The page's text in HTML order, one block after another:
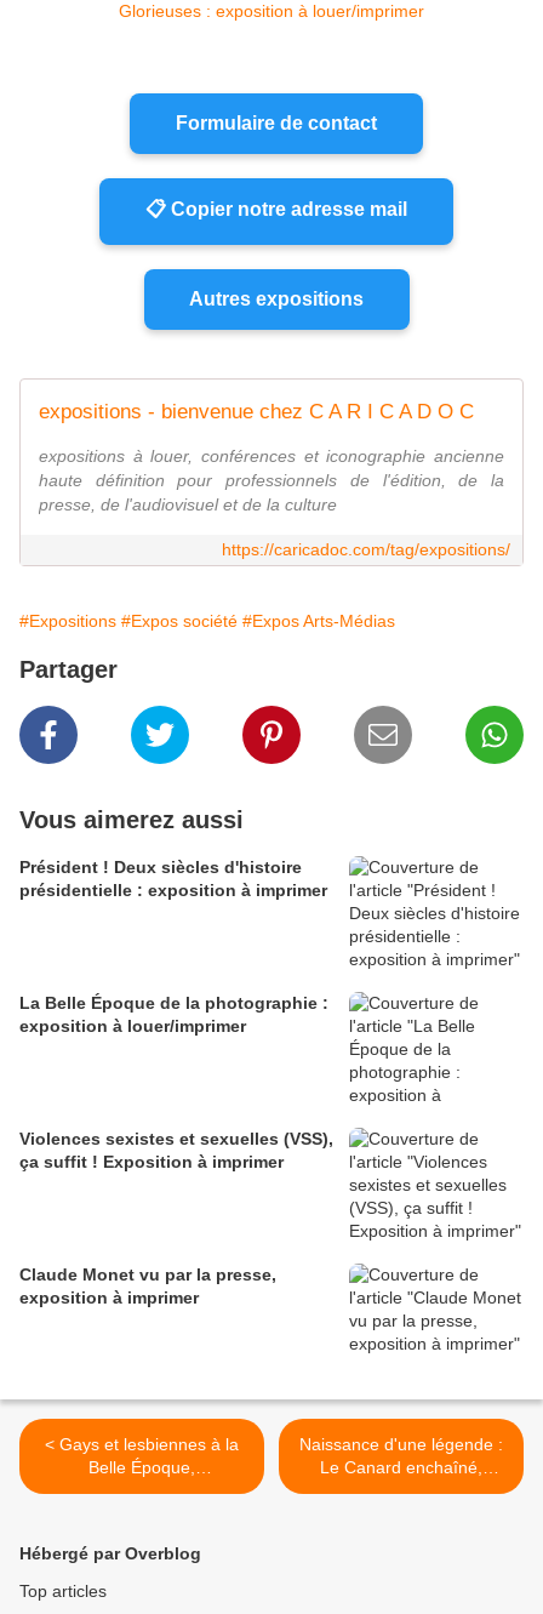
Formulaire de contact
📋 Copier notre adresse mail
Autres expositions
expositions - bienvenue chez C A R I C A D O C
expositions à louer, conférences et iconographie ancienne
haute définition pour professionnels de l'édition, de la
presse, de l'audiovisuel et de la culture
https://caricadoc.com/tag/expositions/
#Expositions #Expos société #Expos Arts-Médias
Partager
Vous aimerez aussi
Président ! Deux siècles d'histoire
présidentielle : exposition à imprimer
La Belle Époque de la photographie :
exposition à louer/imprimer
Violences sexistes et sexuelles (VSS),
ça suffit ! Exposition à imprimer
Claude Monet vu par la presse,
exposition à imprimer
< Gays et lesbiennes à la
Belle Époque,
déconstruction d'un
et lycées)
Naissance d'une légende :
Le Canard enchaîné,
exposition itinérante à
Hébergé par Overblog
Top articles